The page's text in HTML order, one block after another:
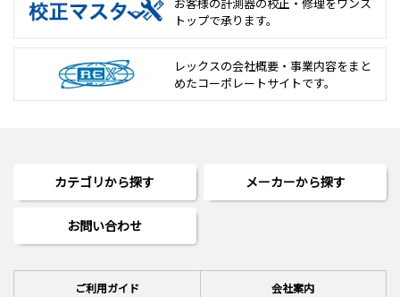
トップで承ります。
レックスの会社概要・事業内容をまと
めたコーポレートサイトです。
カテゴリから探す メーカーから探す
お問い合わせ
ご利用ガイド 会社案内